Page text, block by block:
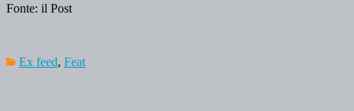
Fonte: il Post
Ex feed, Feat